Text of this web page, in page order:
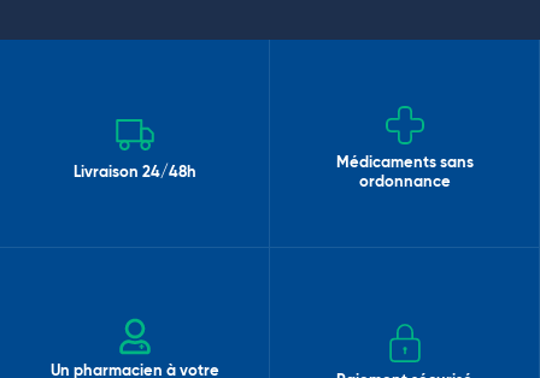
Livraison 24/48h
Médicaments sans
ordonnance
Un pharmacien à votre